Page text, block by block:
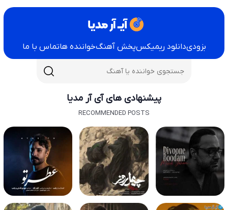
بزودیدانلود ریمیکسپخش آهنگخواننده هاتماس با ما
پیشنهادی های آی آر مدیا
RECOMMENDED POSTS